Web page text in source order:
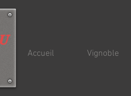
Accueil Vignoble